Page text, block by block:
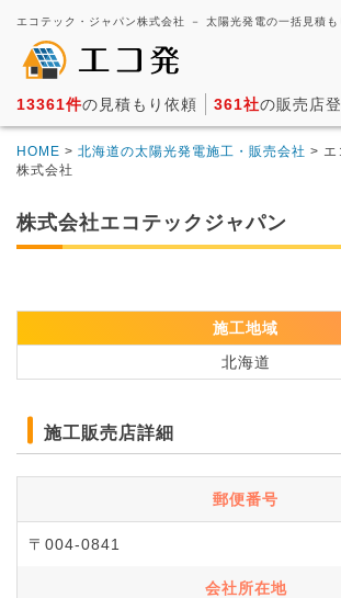
13361件の見積もり依頼 361社の販売店
HOME > 北海道の太陽光発電施工・販売会社 > エ
株式会社
株式会社エコテックジャパン
施工地域
北海道
施工販売店詳細
郵便番号
〒004-0841
会社所在地